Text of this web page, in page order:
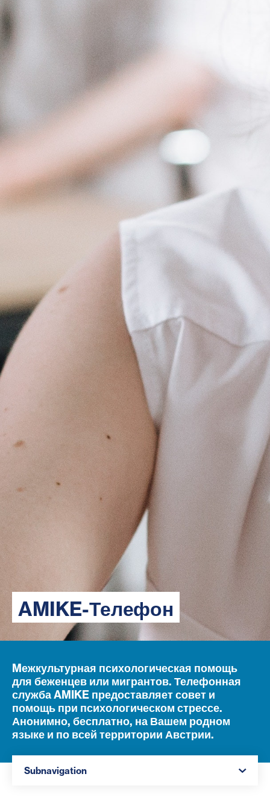
AMIKE-Телефон
Mежкультурная психологическая помощь
для беженцев или мигрантов. Телефонная
служба AMIKE предоставляет совет и
помощь при психологическом стрессе.
Анонимно, бесплатно, на Вашем родном
языке и по всей территории Австрии.
Subnavigation